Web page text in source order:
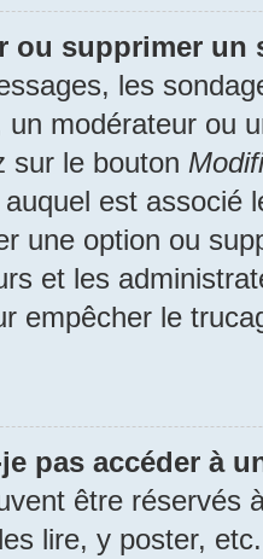
ou supprimer un
les
un modérateur ou
sur le bouton
est associé
une option ou
et les
empêcher le
pas accéder à
être réservés
lire, y poster,